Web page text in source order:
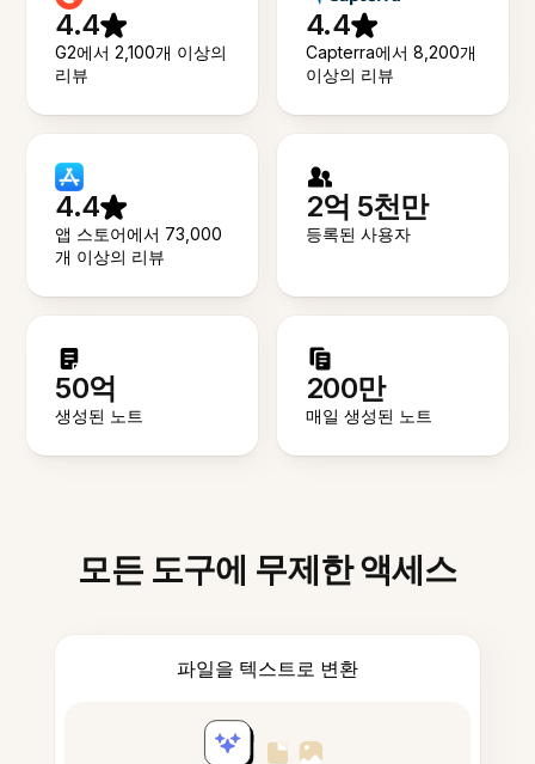
4.4
G2에서 2,100개 이상의
리뷰
4.4
Capterra에서 8,200개
이상의 리뷰
4.4
앱 스토어에서 73,000
개 이상의 리뷰
2억 5천만
등록된 사용자
50억
생성된 노트
200만
매일 생성된 노트
모든 도구에 무제한 액세스
파일을 텍스트로 변환